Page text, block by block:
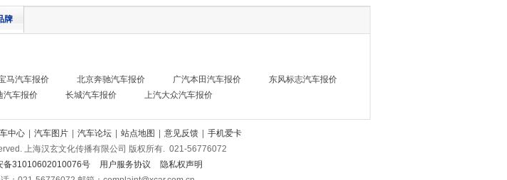
牌
马汽车报价 北京奔驰汽车报价 广汽本田汽车报价
东风标志汽车报价
汽车报价 长城汽车报价 上汽大众汽车报价
中心 汽车图片 汽车论坛 站点地图 意见反馈
手机爱卡
上海汉玄文化传播有限公司 版权所有. 021-56776072
备31010602010076号 用户服务协议
隐私权声明